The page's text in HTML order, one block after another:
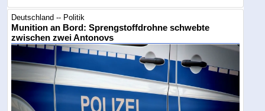
Deutschland -- Politik
Munition an Bord: Sprengstoffdrohne schwebte
zwischen zwei Antonovs